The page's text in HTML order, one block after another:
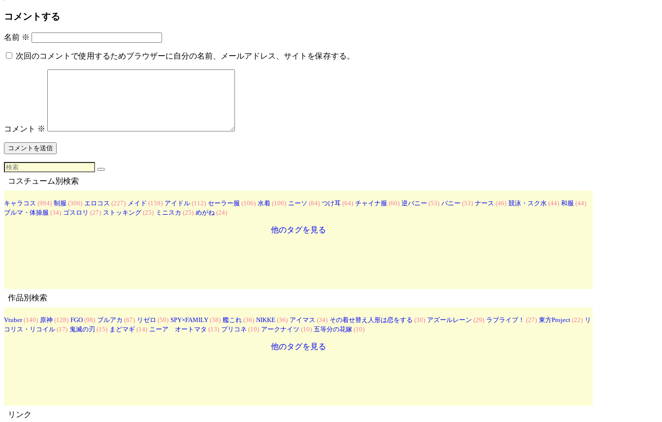
コメントする
名前 ※
次回のコメントで使用するためブラウザーに自分の名前、メールアドレス、サイトを保存する。
コメント ※
コスチューム別検索
キャラコス (994) 制服 (306) エロコス (227) メイド (159) アイドル (112) セーラー服 (106) 水着 (100) ニーソ (84) つけ耳 (64) チャイナ服 (60) 逆バニー (53) バニー (53) ナース (46) 競泳・スク水 (44) 和服 (44)
ブルマ・体操服 (34) ゴスロリ (27) ストッキング (25) ミニスカ (25) めがね (24)
他のタグを見る
作品別検索
Vtuber(140) 原神 (128) FGO (98) ブルアカ (67) リゼロ (50) SPY×FAMILY (38) 艦これ (36) NIKKE (36) アイマス (34) その着せ替え人形は恋をする (30) アズールレーン (29) ラブライブ！ (27) 東方Project (22) リ
コリス・リコイル (17) 鬼滅の刃 (15) まどマギ (14) ニーア オートマタ (13) プリコネ (10) アークナイツ (10) 五等分の花嫁 (10)
他のタグを見る
リンク